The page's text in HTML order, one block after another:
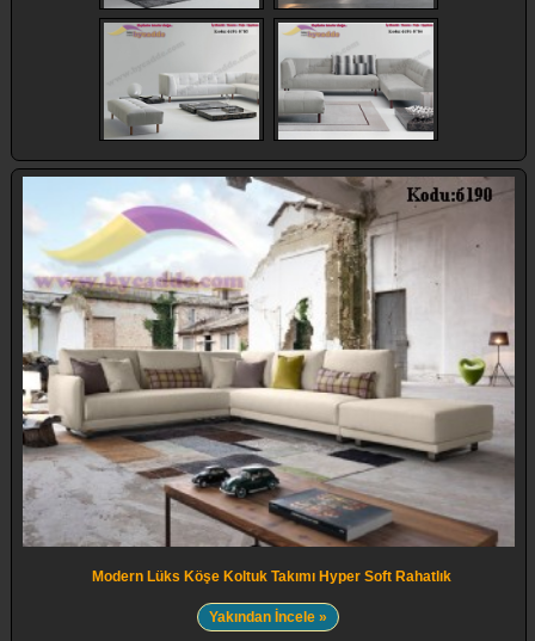
Modern Lüks Köşe Koltuk Takımı Hyper Soft Rahatlık
Yakından İncele »